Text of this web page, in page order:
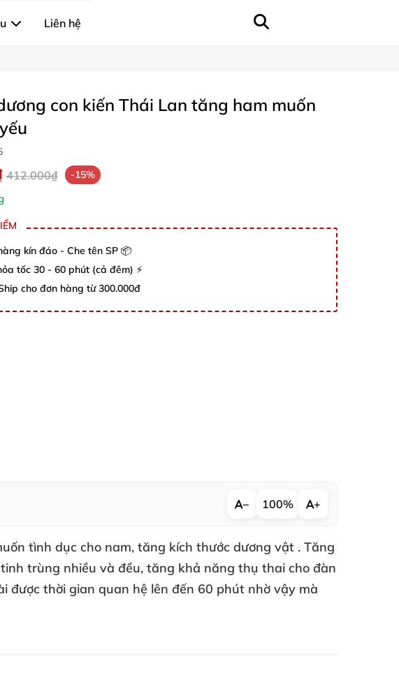
Liên hệ
con kiến Thái Lan tăng ham muốn
412.000₫ -15%
kín đáo - Che tên SP 📦
tốc 30 - 60 phút (cả đêm) ⚡
cho đơn hàng từ 300.000đ
− 100% +
tình dục cho nam, tăng kích thước dương vật . Tăng
trùng nhiều và đều, tăng khả năng thụ thai cho đàn
được thời gian quan hệ lên đến 60 phút nhờ vậy mà